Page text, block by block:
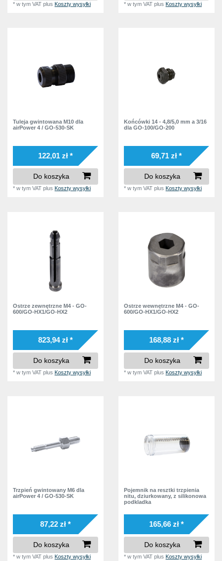
*w tym VAT plusKoszty wysyłki *w tym VAT plusKoszty wysyłki
Tuleja gwintowana M10 dla
airPower 4 / GO-530-SK
122,01 zł *
Do koszyka
*w tym VAT plusKoszty wysyłki
Końcówki 14 - 4,8/5,0 mm a 3/16
dla GO-100/GO-200
69,71 zł *
Do koszyka
*w tym VAT plusKoszty wysyłki
Ostrze zewnętrzne M4 - GO-
600/GO-HX1/GO-HX2
823,94 zł *
Do koszyka
*w tym VAT plusKoszty wysyłki
Ostrze wewnętrzne M4 - GO-
600/GO-HX1/GO-HX2
168,88 zł *
Do koszyka
*w tym VAT plusKoszty wysyłki
Trzpień gwintowany M6 dla
airPower 4 / GO-530-SK
87,22 zł *
Do koszyka
*w tym VAT plusKoszty wysyłki
Pojemnik na resztki trzpienia
nitu, dziurkowany, z silikonowa
podkladka
165,66 zł *
Do koszyka
*w tym VAT plusKoszty wysyłki